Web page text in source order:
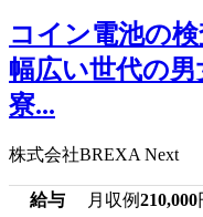
コイン電池の
幅広い世代の
寮...
株式会社BREXA Next
給与 月収例210,000